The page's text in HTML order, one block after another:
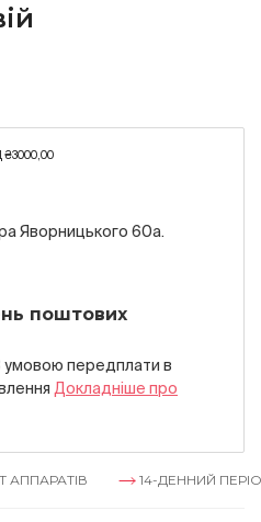
Яворницького 60а.
поштових
умовою передплати в
Докладнiше про
14-ДЕННИЙ